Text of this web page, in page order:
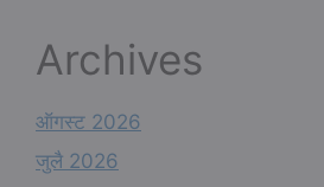
Archives
ऑगस्ट 2026
जुलै 2026